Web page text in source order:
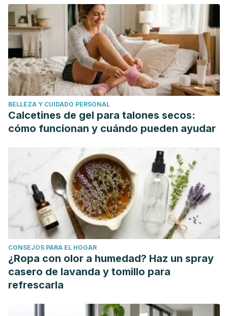
alternative to potassium citrate in the treatment of urinary
calcium stones in patients with hypocitraturia? A
prospective randomized study.Urological Research,36 (6),
313–317. https://doi.org/10.1007/s00240-008-0152-6
Caputo L, Quintieri L, Cavalluzzi MM, Lentini G,
Habtemariam S. Antimicrobial and Antibiofilm Activities of
Citrus Water-Extracts Obtained by Microwave-Assisted and
Conventional Methods.Biomedicines
Published 2018 Jun 17. doi:10.3390/biomedicines6020070
S., … Lee, O. H. (2016). Antioxidant and anti-ageing
activities of citrus-based juice mixture.
Food
Chemistry ,194, 920–927.
https://doi.org/10.1016/j.foodchem.2015.08.094
Wintergerst, E. S., Maggini, S., & Hornig, D. H. (2006,
February). Immune-enhancing role of Vitamin C and zinc
and effect on clinical conditions.Annals of Nutrition and
Metabolism. https://doi.org/10.1159/000090495
BELLEZA Y CUIDADO PERSONAL
Calcetines de gel para talones secos:
cómo funcionan y cuándo pueden ayudar
CONSEJOS PARA EL HOGAR
¿Ropa con olor a humedad? Haz un spray
casero de lavanda y tomillo para
refrescarla